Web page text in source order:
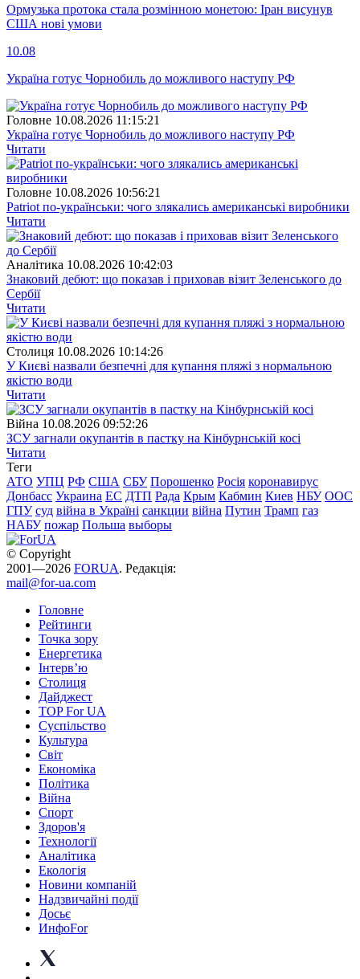
Ормузька протока стала розмінною монетою: Іран висунув
США нові умови
10.08
Україна готує Чорнобиль до можливого наступу РФ
Головне 10.08.2026 11:15:21
Україна готує Чорнобиль до можливого наступу РФ
Читати
Головне 10.08.2026 10:56:21
Patriot по-українськи: чого злякались американські виробники
Читати
Аналітика 10.08.2026 10:42:03
Знаковий дебют: що показав і приховав візит Зеленського до
Сербії
Читати
Столиця 10.08.2026 10:14:26
У Києві назвали безпечні для купання пляжі з нормальною
якістю води
Читати
Війна 10.08.2026 09:52:26
ЗСУ загнали окупантів в пастку на Кінбурнській косі
Читати
Теги
АТО УПЦ РФ США СБУ Порошенко Росія коронавирус
Донбасс Украина ЕС ДТП Рада Крым Кабмин Киев НБУ ООС
ГПУ суд війна в Україні санкции війна Путин Трамп газ
НАБУ пожар Польша выборы
© Copyright
2001—2026 FORUA. Редакція:
mail@for-ua.com
Головне
Рейтинги
Точка зору
Енергетика
Інтерв’ю
Столиця
Дайджест
TOP For UA
Суспiльство
Культура
Світ
Економіка
Політика
Війна
Спорт
Здоров'я
Технології
Аналітика
Екологія
Новини компаній
Надзвичайні події
Досьє
ИнфоFor